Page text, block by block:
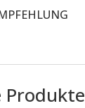
Produkte